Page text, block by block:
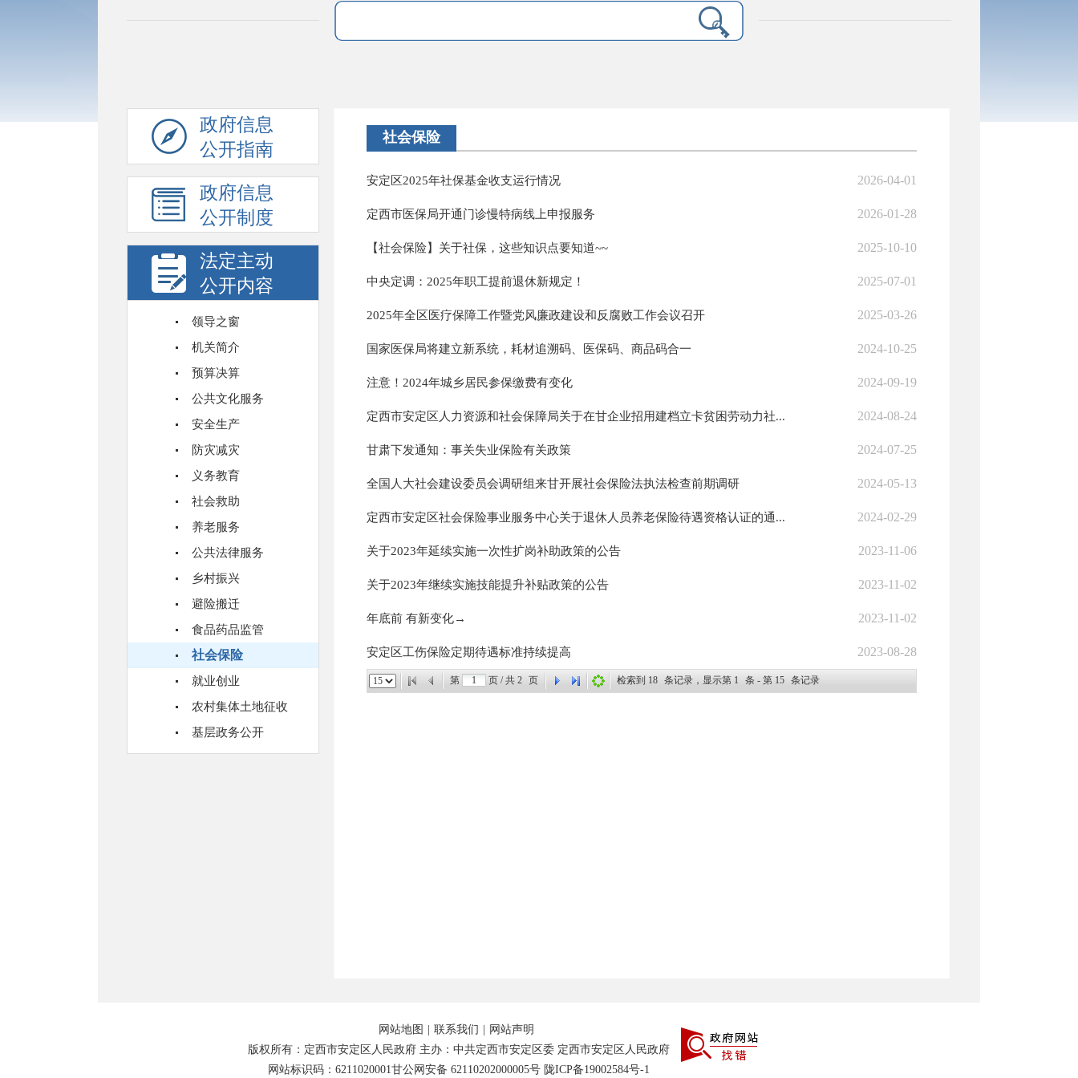
政府信息
公开指南
政府信息
公开制度
法定主动
公开内容
领导之窗
机关简介
预算决算
公共文化服务
安全生产
防灾减灾
义务教育
社会救助
养老服务
公共法律服务
乡村振兴
避险搬迁
食品药品监管
社会保险
就业创业
农村集体土地征收
基层政务公开
社会保险
安定区2025年社保基金收支运行情况 2026-04-01
定西市医保局开通门诊慢特病线上申报服务 2026-01-28
【社会保险】关于社保，这些知识点要知道~~ 2025-10-10
中央定调：2025年职工提前退休新规定！ 2025-07-01
2025年全区医疗保障工作暨党风廉政建设和反腐败工作会议召开 2025-03-26
国家医保局将建立新系统，耗材追溯码、医保码、商品码合一 2024-10-25
注意！2024年城乡居民参保缴费有变化 2024-09-19
定西市安定区人力资源和社会保障局关于在甘企业招用建档立卡贫困劳动力社... 2024-08-24
甘肃下发通知：事关失业保险有关政策 2024-07-25
全国人大社会建设委员会调研组来甘开展社会保险法执法检查前期调研 2024-05-13
定西市安定区社会保险事业服务中心关于退休人员养老保险待遇资格认证的通... 2024-02-29
关于2023年延续实施一次性扩岗补助政策的公告 2023-11-06
关于2023年继续实施技能提升补贴政策的公告 2023-11-02
年底前 有新变化→ 2023-11-02
安定区工伤保险定期待遇标准持续提高 2023-08-28
第 页 / 共 2 页 检索到 18 条记录，显示第 1 条 - 第 15 条记录
网站地图 联系我们
网站声明
版权所有：定西市安定区人民政府 主办：中共定西市安定区委 定西市安定区人民政府
网站标识码：6211020001甘公网安备 62110202000005号 陇ICP备19002584号-1